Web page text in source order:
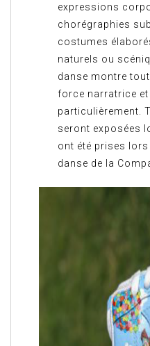
expressions
chorégraphies
costumes
naturels ou
danse montre
force narratrice et
particulièrement.
seront exposées
ont été prises
danse de la